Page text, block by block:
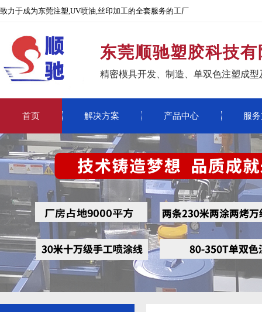
致力于成为东莞注塑,UV喷油,丝印加工的全套服务的工厂
东莞顺驰塑胶科技
精密模具开发、制造、单双色注塑成
首页 解决方案 产品中心 服